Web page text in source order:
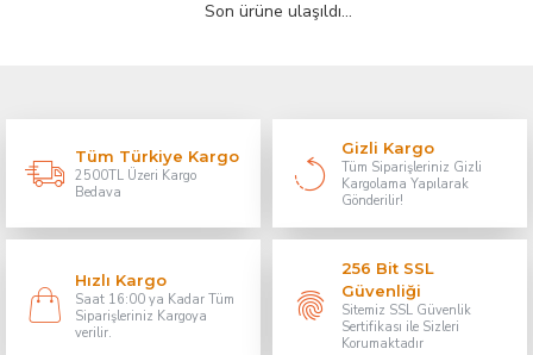
Son ürüne ulaşıldı...
Tüm Türkiye Kargo
2500TL Üzeri Kargo
Bedava
Gizli Kargo
Tüm Siparişleriniz Gizli
Kargolama Yapılarak
Gönderilir!
Hızlı Kargo
Saat 16:00 ya Kadar Tüm
Siparişleriniz Kargoya
verilir.
256 Bit SSL
Güvenliği
Sitemiz SSL Güvenlik
Sertifikası ile Sizleri
Korumaktadır